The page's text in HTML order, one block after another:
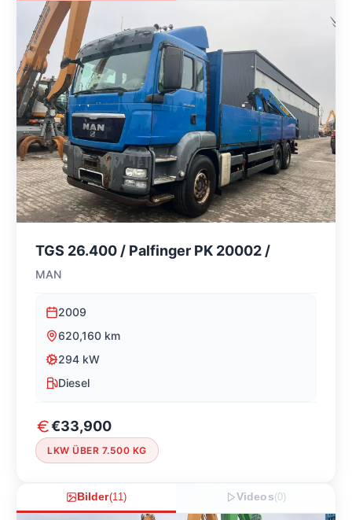
TGS 26.400 / Palfinger PK 20002 /
MAN
2009
620,160 km
294 kW
Diesel
€33,900
LKW ÜBER 7.500 KG
Bilder(11) Videos(0)